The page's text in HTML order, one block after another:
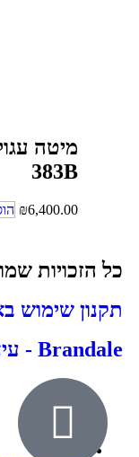
מיטה
383B
₪6,400.00
כל הזכויות
תקנון שימוש
Brandale - עיצוב ובניית אתרים
ילדים ונוער